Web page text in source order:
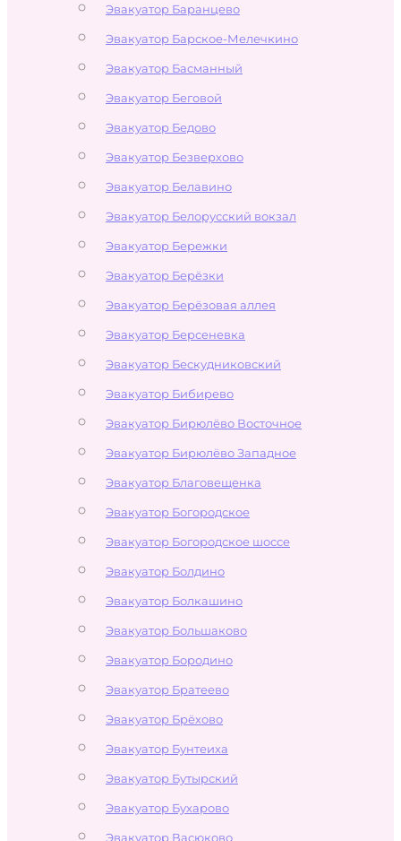
Эвакуатор Баранцево
Эвакуатор Барское-Мелечкино
Эвакуатор Басманный
Эвакуатор Беговой
Эвакуатор Бедово
Эвакуатор Безверхово
Эвакуатор Белавино
Эвакуатор Белорусский вокзал
Эвакуатор Бережки
Эвакуатор Берёзки
Эвакуатор Берёзовая аллея
Эвакуатор Берсеневка
Эвакуатор Бескудниковский
Эвакуатор Бибирево
Эвакуатор Бирюлёво Восточное
Эвакуатор Бирюлёво Западное
Эвакуатор Благовещенка
Эвакуатор Богородское
Эвакуатор Богородское шоссе
Эвакуатор Болдино
Эвакуатор Болкашино
Эвакуатор Большаково
Эвакуатор Бородино
Эвакуатор Братеево
Эвакуатор Брёхово
Эвакуатор Бунтеиха
Эвакуатор Бутырский
Эвакуатор Бухарово
Эвакуатор Васюково